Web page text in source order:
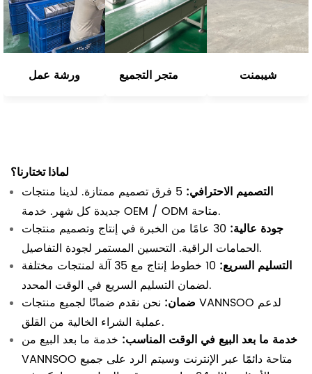
ورشة عمل متجر التجميع شيبمنت
لماذا تختارنا؟
التصميم الاحترافي: 5 فرق تصميم ممتازة. لدينا منتجات
جديدة كل شهر. خدمة OEM / ODM متاحة.
جودة عالية: 30 عامًا من الخبرة في إنتاج وتصميم منتجات
الحمامات الراقية. التحسين المستمر لجودة التفاصيل.
التسليم السريع: 10 خطوط إنتاج مع 35 آلة لمنتجات مختلفة
لضمان التسليم السريع في الوقت المحدد.
ضمان: نحن نقدم ضمانًا لجميع منتجات VANNSOO لدعم
عملية الشراء الخالية من القلق.
خدمة ما بعد البيع في الوقت المناسب: خدمة ما بعد البيع من
VANNSOO متاحة دائمًا عبر الإنترنت وسيتم الرد على جميع